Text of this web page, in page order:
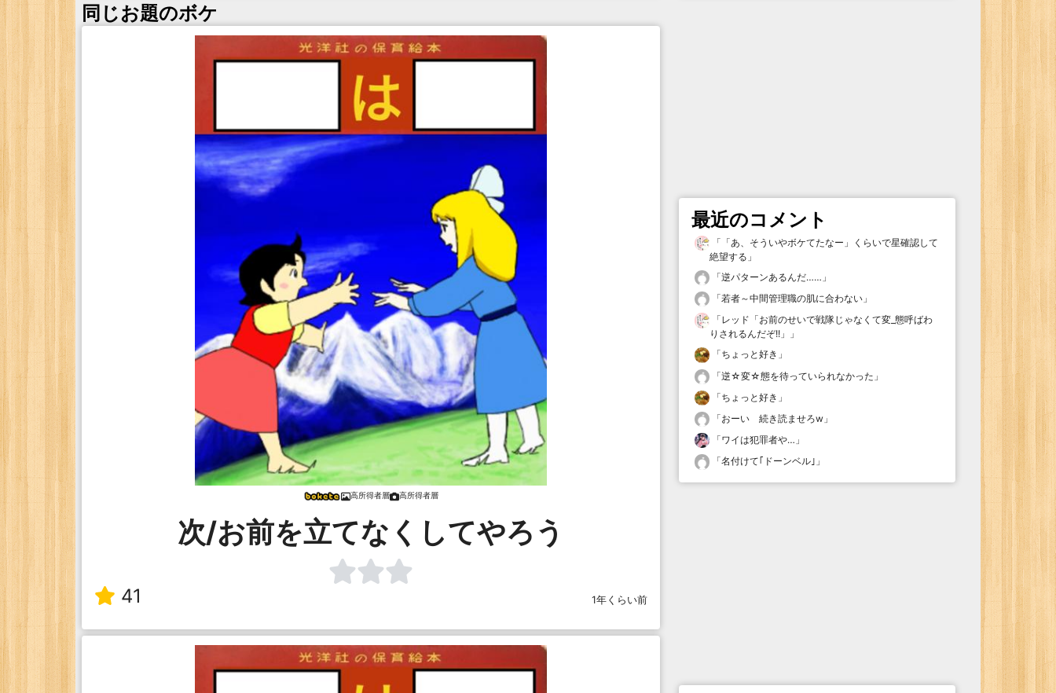
同じお題のボケ
高所得者層 高所得者層
次/お前を立てなくしてやろう
41 1年くらい前
最近のコメント
「 「あ、そういやボケてたなー」くらいで星確認して
絶望する 」
「逆パターンあるんだ…… 」
「若者～中間管理職の肌に合わない 」
「レッド「お前のせいで戦隊じゃなくて変_態呼ばわ
りされるんだぞ!!」
」
「ちょっと好き 」
「逆☆変☆態を待っていられなかった 」
「ちょっと好き 」
「おーい 続き読ませろw 」
「ワイは犯罪者や… 」
「名付けて｢ドーンベル｣ 」